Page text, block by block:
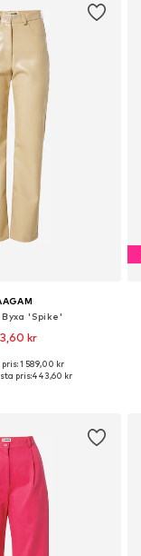
'Spike'
kr
storlekar: 34
1 589,00 kr
pris:443,60 kr